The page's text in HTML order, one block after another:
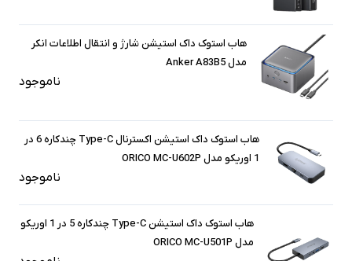
هاب استوک داک استیشن شارژ و انتقال اطلاعات انکر
مدل Anker A83B5
ناموجود
هاب استوک داک استیشن اکسترنال Type-C چندکاره 6 در
1 اوریکو مدل ORICO MC-U602P
ناموجود
هاب استوک داک استیشن Type-C چندکاره 5 در 1 اوریکو
مدل ORICO MC-U501P